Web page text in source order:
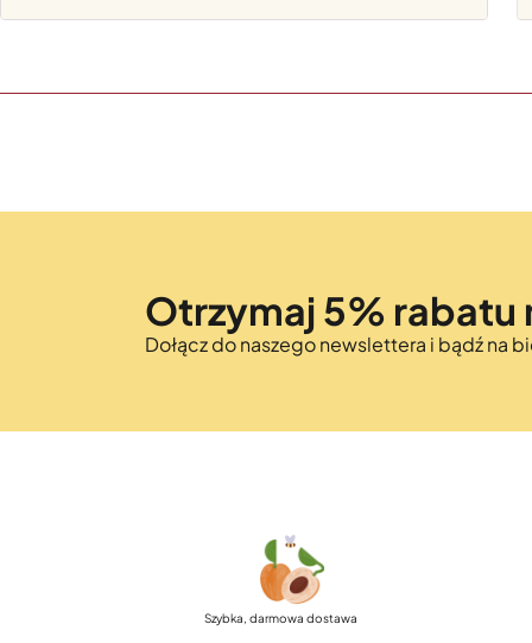
Otrzymaj 5% rabatu
Dołącz do naszego newslettera i bądź na
Szybka, darmowa dostawa